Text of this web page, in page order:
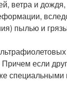
ветра и
пылью и
Причем если